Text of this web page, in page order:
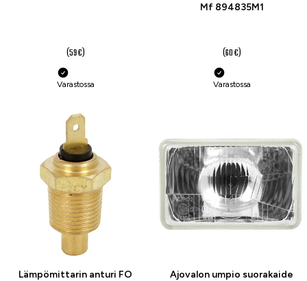
(59 €)
Varastossa
Mf 894835M1
(60 €)
Varastossa
Lämpömittarin anturi FO
Ajovalon umpio suorakaide